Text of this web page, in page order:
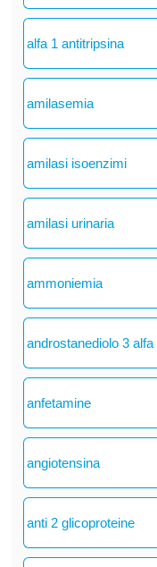
alfa 1 antitripsina
amilasemia
amilasi isoenzimi
amilasi urinaria
ammoniemia
androstanediolo 3 alfa
anfetamine
angiotensina
anti 2 glicoproteine